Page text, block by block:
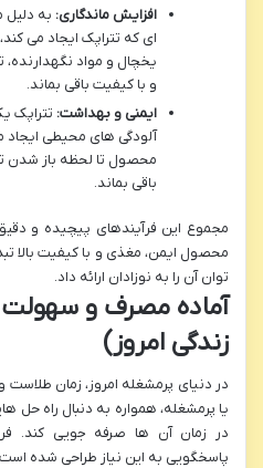
افزایش ماندگاری: به دلیل
ای که تتراپک ایجاد می
و با کیفیت باقی بماند.
ایمنی و بهداشت: تتراپک
آلودگی های محیطی
محصول تا لحظه باز شدن
باقی بماند.
مجموع این فرآیندهای پیچیده و
محصول ایمن، مغذی و با کیفیت بالا
توان آن را به نوزادان ارائه داد.
آماده مصرف و
زندگی امروز)
در دنیای پرمشغله امروز، زمان
یا پرمشغله، همواره به دنبال راه حل
در زمان آن ها صرفه جویی کند.
پاسخگویی به این نیاز طراحی شده